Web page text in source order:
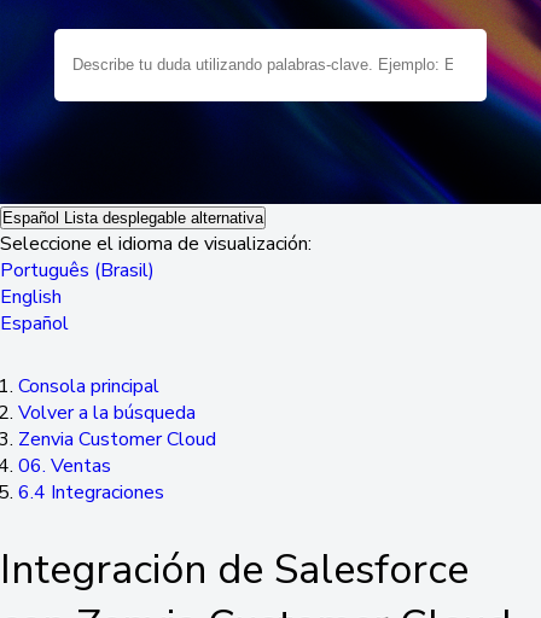
Español Lista desplegable alternativa
Seleccione el idioma de visualización:
Português (Brasil)
English
Español
Consola principal
Volver a la búsqueda
Zenvia Customer Cloud
06. Ventas
6.4 Integraciones
Integración de Salesforce